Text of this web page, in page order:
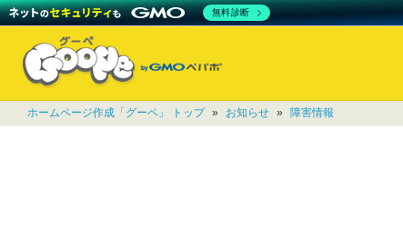
ホームページ作成「グーペ」 トップ » お知らせ » 障害情報
無料診断